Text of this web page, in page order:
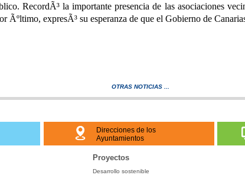
RecordÃ³ la importante presencia de las asociaciones
Ãºltimo, expresÃ³ su esperanza de que el Gobierno de
OTRAS NOTICIAS ...
Direcciones de los
Ayuntamientos
Proyectos
Desarrollo sostenible